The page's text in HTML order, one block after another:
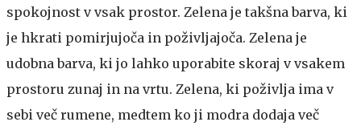
spokojnost v vsak prostor. Zelena je takšna barva, ki
je hkrati pomirjujoča in poživljajoča. Zelena je
udobna barva, ki jo lahko uporabite skoraj v vsakem
prostoru zunaj in na vrtu. Zelena, ki poživlja ima v
sebi več rumene, medtem ko ji modra dodaja več